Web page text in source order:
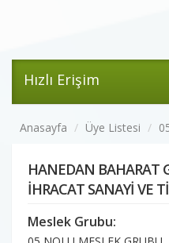
Hızlı Erişim
Anasayfa Üye Listesi
HANEDAN BAHARAT
İHRACAT SANAYİ VE
Meslek Grubu: